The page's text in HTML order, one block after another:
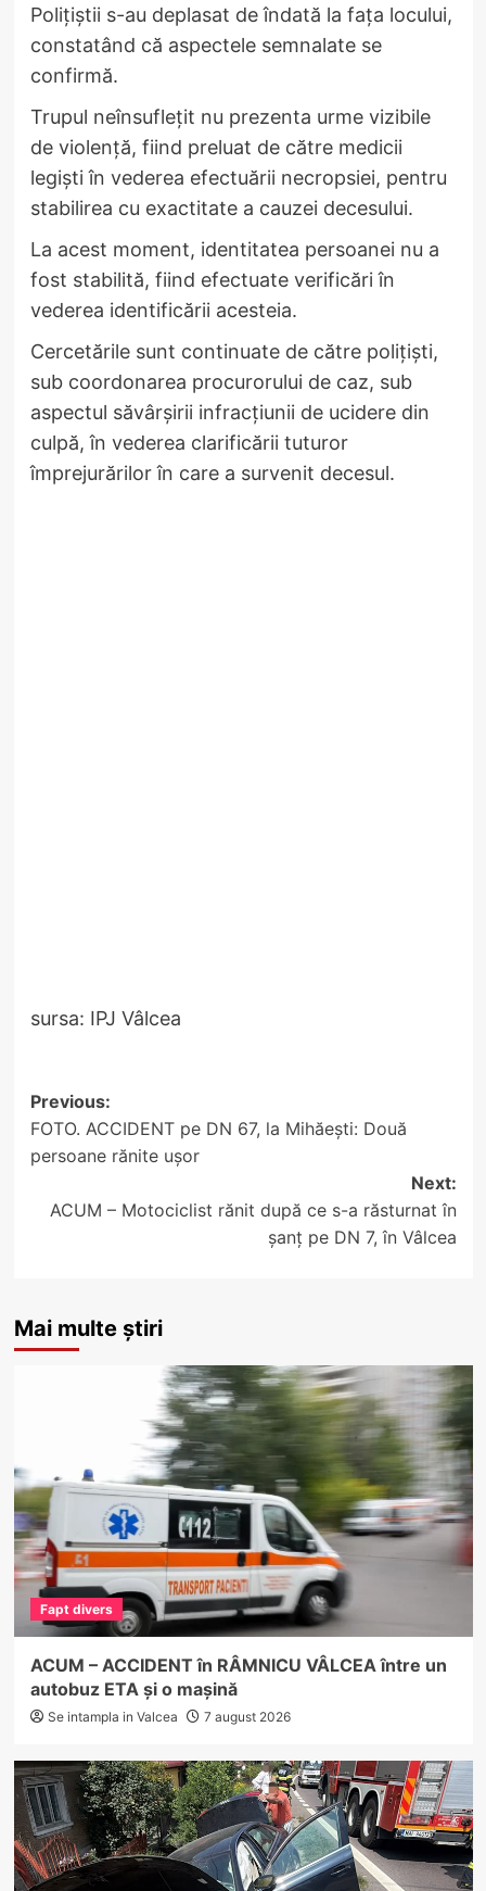
Polițiștii s-au deplasat de îndată la fața locului,
constatând că aspectele semnalate se
confirmă.
Trupul neînsuflețit nu prezenta urme vizibile
de violență, fiind preluat de către medicii
legiști în vederea efectuării necropsiei, pentru
stabilirea cu exactitate a cauzei decesului.
La acest moment, identitatea persoanei nu a
fost stabilită, fiind efectuate verificări în
vederea identificării acesteia.
Cercetările sunt continuate de către polițiști,
sub coordonarea procurorului de caz, sub
aspectul săvârșirii infracțiunii de ucidere din
culpă, în vederea clarificării tuturor
împrejurărilor în care a survenit decesul.
sursa: IPJ Vâlcea
Post
navigation
Previous:
FOTO. ACCIDENT pe DN 67, la Mihăești: Două
persoane rănite ușor
Next:
ACUM – Motociclist rănit după ce s-a răsturnat în
șanț pe DN 7, în Vâlcea
Mai multe știri
Fapt divers
ACUM – ACCIDENT în RÂMNICU VÂLCEA între un
autobuz ETA și o mașină
Se intampla in Valcea 7 august 2026